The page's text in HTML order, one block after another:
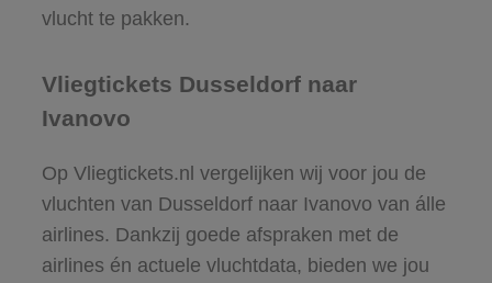
vlucht te pakken.
Vliegtickets Dusseldorf naar
Ivanovo
Op Vliegtickets.nl vergelijken wij voor jou de
vluchten van Dusseldorf naar Ivanovo van álle
airlines. Dankzij goede afspraken met de
airlines én actuele vluchtdata, bieden we jou